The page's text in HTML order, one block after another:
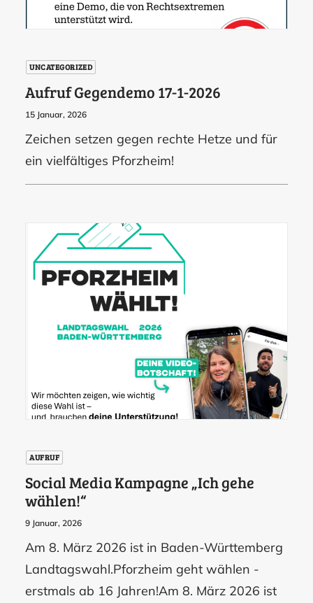
UNCATEGORIZED
Aufruf Gegendemo 17-1-2026
15 Januar, 2026
Zeichen setzen gegen rechte Hetze und für
ein vielfältiges Pforzheim!
AUFRUF
Social Media Kampagne „Ich gehe
wählen!“
9 Januar, 2026
Am 8. März 2026 ist in Baden-Württemberg
Landtagswahl.Pforzheim geht wählen -
erstmals ab 16 Jahren!Am 8. März 2026 ist